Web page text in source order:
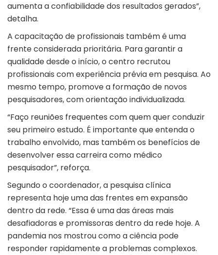
aumenta a confiabilidade dos resultados gerados”,
detalha.
A capacitação de profissionais também é uma
frente considerada prioritária. Para garantir a
qualidade desde o início, o centro recrutou
profissionais com experiência prévia em pesquisa. Ao
mesmo tempo, promove a formação de novos
pesquisadores, com orientação individualizada.
“Faço reuniões frequentes com quem quer conduzir
seu primeiro estudo. É importante que entenda o
trabalho envolvido, mas também os benefícios de
desenvolver essa carreira como médico
pesquisador”, reforça.
Segundo o coordenador, a pesquisa clínica
representa hoje uma das frentes em expansão
dentro da rede. “Essa é uma das áreas mais
desafiadoras e promissoras dentro da rede hoje. A
pandemia nos mostrou como a ciência pode
responder rapidamente a problemas complexos.